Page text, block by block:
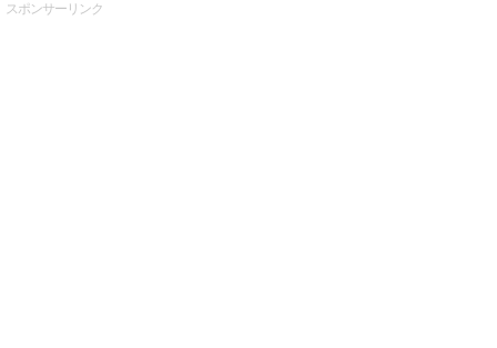
スポンサーリンク